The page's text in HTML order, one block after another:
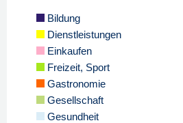
Bildung
Dienstleistungen
Einkaufen
Freizeit, Sport
Gastronomie
Gesellschaft
Gesundheit